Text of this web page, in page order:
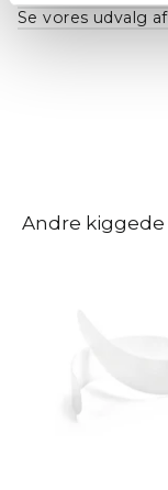
Se vores udvalg
Andre kiggede